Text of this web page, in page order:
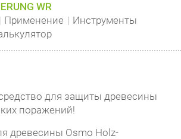
WR
Применение
Инструменты
для защиты древесины
поражений!
древесины Osmo Holz-